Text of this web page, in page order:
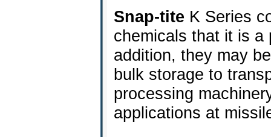
Snap-tite K Series
chemicals that it is
addition, they may
bulk storage to
processing
applications at